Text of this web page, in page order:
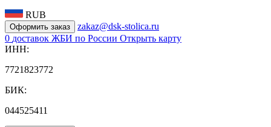
RUB
Оформить заказ
zakaz@dsk-stolica.ru
0 доставок ЖБИ по России Открыть карту
ИНН:
7721823772
БИК:
044525411